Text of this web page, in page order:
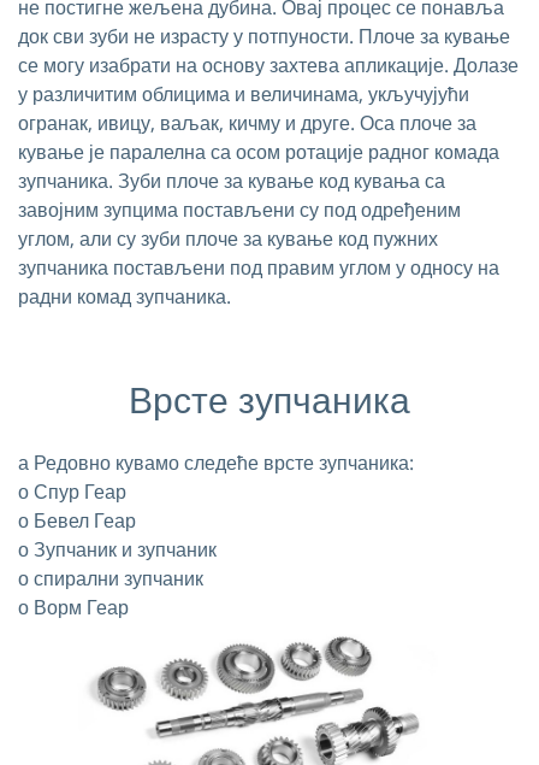
не постигне жељена дубина. Овај процес се понавља
док сви зуби не израсту у потпуности. Плоче за кување
се могу изабрати на основу захтева апликације. Долазе
у различитим облицима и величинама, укључујући
огранак, ивицу, ваљак, кичму и друге. Оса плоче за
кување је паралелна са осом ротације радног комада
зупчаника. Зуби плоче за кување код кувања са
завојним зупцима постављени су под одређеним
углом, али су зуби плоче за кување код пужних
зупчаника постављени под правим углом у односу на
радни комад зупчаника.
Врсте зупчаника
а Редовно кувамо следеће врсте зупчаника:
о Спур Геар
о Бевел Геар
о Зупчаник и зупчаник
о спирални зупчаник
о Ворм Геар